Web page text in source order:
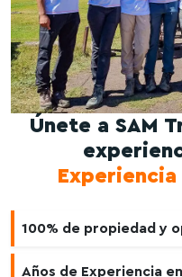
Únete a SAM
100% de propiedad y
Años de Experiencia